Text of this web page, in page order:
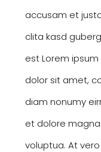
accusam et
clita kasd
est Lorem
dolor sit amet,
diam nonumy
et dolore
voluptua. At